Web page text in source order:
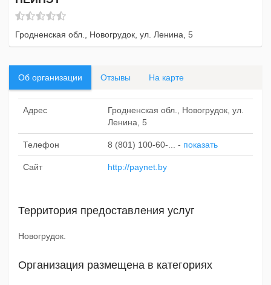
Гродненская обл., Новогрудок, ул. Ленина, 5
Об организации Отзывы На карте
Адрес
Гродненская обл., Новогрудок, ул.
Ленина, 5
Телефон 8 (801) 100-60-... - показать
Сайт http://paynet.by
Территория предоставления услуг
Новогрудок.
Организация размещена в категориях